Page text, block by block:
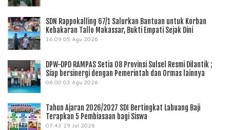
SDN Rappokalling 67/1 Salurkan Bantuan untuk Korban
Kebakaran Tallo Makassar, Bukti Empati Sejak Dini
16:09 05 Agu 2026
DPW-DPD RAMPAS Setia 08 Provinsi Sulsel Resmi Dilantik ;
Siap bersinergi dengan Pemerintah dan Ormas lainnya
06:00 03 Agu 2026
Tahun Ajaran 2026/2027 SDI Bertingkat Labuang Baji
Terapkan 5 Pembiasaan bagi Siswa
07:43 29 Jul 2026